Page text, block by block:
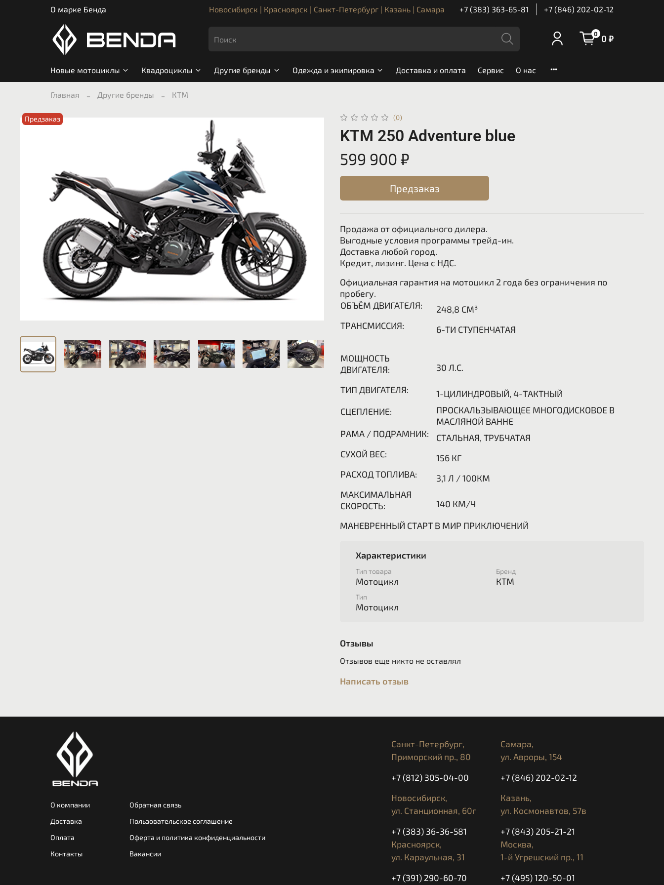
О марке Бенда Новосибирск | Красноярск | Санкт-Петербург | Казань | Самара +7 (383) 363-65-81 +7 (846) 202-02-12
0 0 ₽
Новые мотоциклы Квадроциклы Другие бренды Одежда и экипировка Доставка и оплата Сервис О нас
Главная Другие бренды КТМ
Предзаказ (0)
KTM 250 Adventure blue
599 900 ₽
Предзаказ
Продажа от официального дилера.
Выгодные условия программы трейд-ин.
Доставка любой город.
Кредит, лизинг. Цена с НДС.
Официальная гарантия на мотоцикл 2 года без ограничения по
пробегу.
ОБЪЁМ ДВИГАТЕЛЯ:
248,8 СМ³
ТРАНСМИССИЯ:
6-ТИ СТУПЕНЧАТАЯ
МОЩНОСТЬ
ДВИГАТЕЛЯ:
30 Л.С.
ТИП ДВИГАТЕЛЯ:
1-ЦИЛИНДРОВЫЙ, 4-ТАКТНЫЙ
СЦЕПЛЕНИЕ:
ПРОСКАЛЬЗЫВАЮЩЕЕ МНОГОДИСКОВОЕ В
МАСЛЯНОЙ ВАННЕ
РАМА / ПОДРАМНИК:
СТАЛЬНАЯ, ТРУБЧАТАЯ
СУХОЙ ВЕС:
156 КГ
РАСХОД ТОПЛИВА:
3,1 Л / 100КМ
МАКСИМАЛЬНАЯ
СКОРОСТЬ:
140 КМ/Ч
МАНЕВРЕННЫЙ СТАРТ В МИР ПРИКЛЮЧЕНИЙ
Характеристики
Тип товара
Мотоцикл
Бренд
КТМ
Тип
Мотоцикл
Отзывы
Отзывов еще никто не оставлял
Написать отзыв
О компании
Доставка
Оплата
Контакты
Обратная связь
Пользовательское соглашение
Оферта и политика конфиденциальности
Вакансии
Санкт-Петербург,
Приморский пр., 80
+7 (812) 305-04-00
Самара,
ул. Авроры, 154
+7 (846) 202-02-12
Новосибирск,
ул. Станционная, 60г
+7 (383) 36-36-581
Казань,
ул. Космонавтов, 57в
+7 (843) 205-21-21
Красноярск,
ул. Караульная, 31
+7 (391) 290-60-70
Москва,
1-й Угрешский пр., 11
+7 (495) 120-50-01